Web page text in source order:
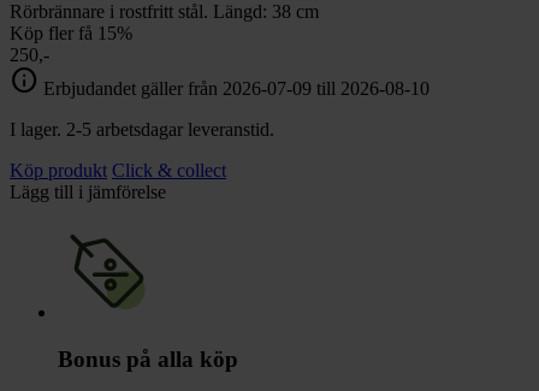
Rörbrännare i rostfritt stål. Längd: 38 cm
Köp fler få 15%
250,-
info Erbjudandet gäller från 2026-07-09 till 2026-08-10
I lager. 2-5 arbetsdagar leveranstid.
Köp produkt Click & collect
Lägg till i jämförelse
Bonus på alla köp